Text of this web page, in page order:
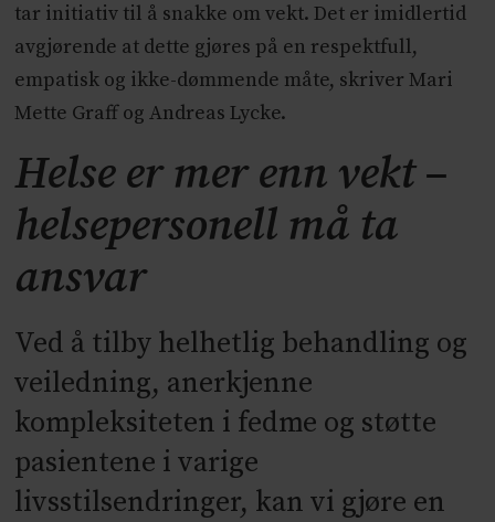
tar initiativ til å snakke om vekt. Det er imidlertid
avgjørende at dette gjøres på en respektfull,
empatisk og ikke-dømmende måte, skriver Mari
Mette Graff og Andreas Lycke.
Helse er mer enn vekt –
helsepersonell må ta
ansvar
Ved å tilby helhetlig behandling og
veiledning, anerkjenne
kompleksiteten i fedme og støtte
pasientene i varige
livsstilsendringer, kan vi gjøre en